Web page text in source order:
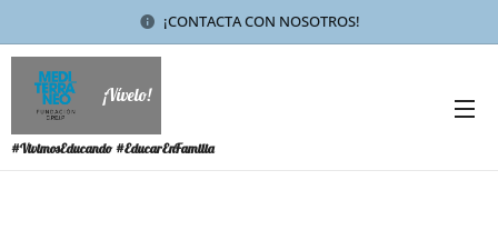
¡CONTACTA CON NOSOTROS!
¡Vívelo!
#VivimosEducando #EducarEnFamilia